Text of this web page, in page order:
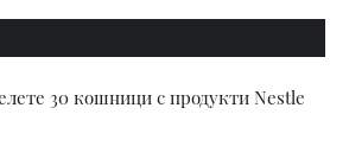
30 кошници с продукти Nestle